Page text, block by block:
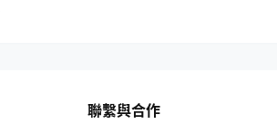
聯繫與合作